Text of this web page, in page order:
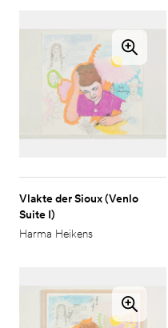
Vlakte der Sioux (Venlo
Suite I)
Harma Heikens